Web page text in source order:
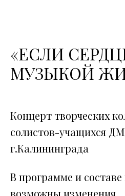
«ЕСЛИ
МУЗЫКОЙ
Концерт творческих
солистов-учащихся
г.Калининграда
В программе и
возможны изменения